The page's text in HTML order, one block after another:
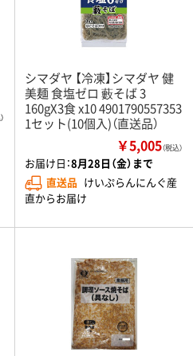
シマダヤ 【冷凍】シマダヤ 健
美麺 食塩ゼロ 藪そば 3
160gX3食 x10 4901790557353
1セット(10個入)（直送品）
￥5,005（税込）
お届け日：8月28日（金）まで
直送品 けいぷらんにんぐ産
直からお届け